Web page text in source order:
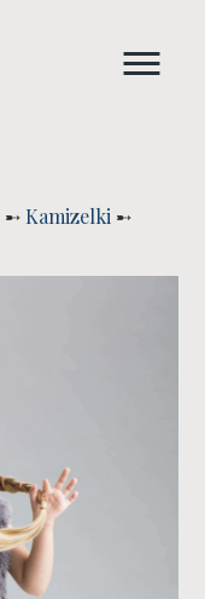
➸ Kamizelki ➸